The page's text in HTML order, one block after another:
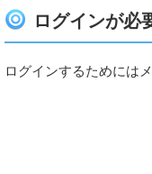
ログインが必
ログインするためには